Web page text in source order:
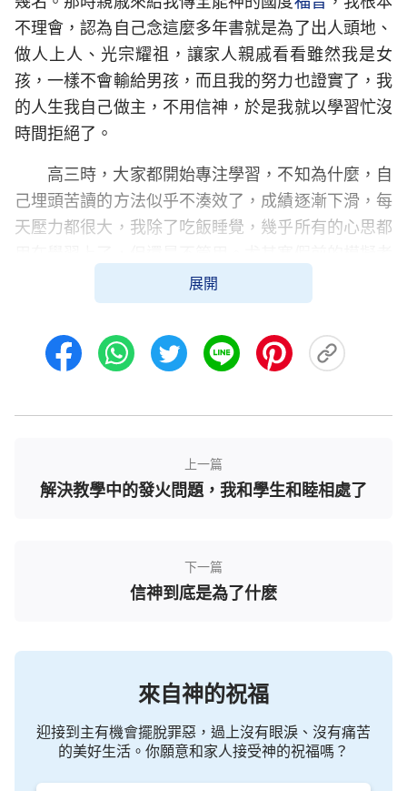
不理會，認為自己念這麼多年書就是為了出人頭地、
做人上人、光宗耀祖，讓家人親戚看看雖然我是女
孩，一樣不會輸給男孩，而且我的努力也證實了，我
的人生我自己做主，不用信神，於是我就以學習忙沒
時間拒絕了。
高三時，大家都開始專注學習，不知為什麼，自
己埋頭苦讀的方法似乎不湊效了，成績逐漸下滑，每
天壓力都很大，我除了吃飯睡覺，幾乎所有的心思都
試，平時和自己一起學習的好友成績升到了班級前
列，而我自己卻退步了，按照學校歷年的升學率計
算，我是考不上好大學的，我心裡很著急。為了能把
成績提高，放寒假我在家只待了三天，大年初二就趕
樣努力，最終高考還是與大學失之交臂了。當時已經
吧。」但我卻不認命，還想發奮復讀，重新考個好大
學，偶然的機會我聽到同學說：「你這麼努力了都學
民辦大學。那時親戚見到我都是冷臉相待，不再多說
話了，我一直尊敬的姑父，也幾乎不理我了，我心裡
著自認為沒有任何前途的大學，我時常感到度日如
年，空閒之餘自己時常發呆。後來，我去參加各種學
展開
上一篇
解決教學中的發火問題，我和學生和睦相處了
下一篇
信神到底是為了什麽
來自神的祝福
迎接到主有機會擺脫罪惡，過上沒有眼淚、沒有痛苦
的美好生活。你願意和家人接受神的祝福嗎？